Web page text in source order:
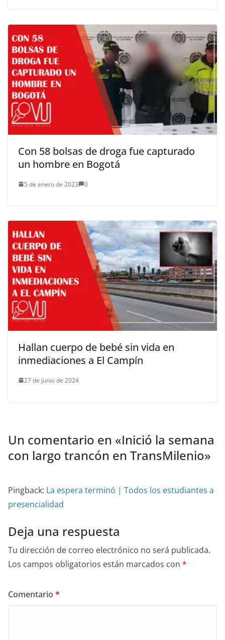
Con 58 bolsas de droga fue capturado
un hombre en Bogotá
5 de enero de 2023 0
Hallan cuerpo de bebé sin vida en
inmediaciones a El Campín
27 de junio de 2024
Un comentario en «Inició la semana
con largo trancón en TransMilenio»
Pingback: La espera terminó | Todos los estudiantes a
presencialidad
Deja una respuesta
Tu dirección de correo electrónico no será publicada.
Los campos obligatorios están marcados con *
Comentario *